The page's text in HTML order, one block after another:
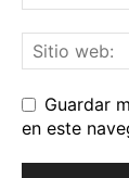
Guardar
en este